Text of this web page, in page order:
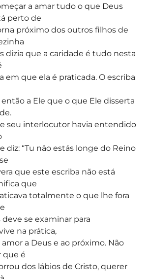
a amar tudo o que Deus
perto de
próximo dos outros filhos de
dizia que a caridade é tudo nesta
em que ela é praticada. O escriba
a Ele que o que Ele disserta
seu interlocutor havia entendido
diz: “Tu não estás longe do Reino
que este escriba não está
que
totalmente o que lhe fora
se examinar para
na prática,
a Deus e ao próximo. Não
que é
dos lábios de Cristo, querer